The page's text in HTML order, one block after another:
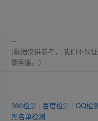
--
(数据仅供参考， 我们不保
馈客服。）
360检测 百度检测
QQ检
黑名单检测